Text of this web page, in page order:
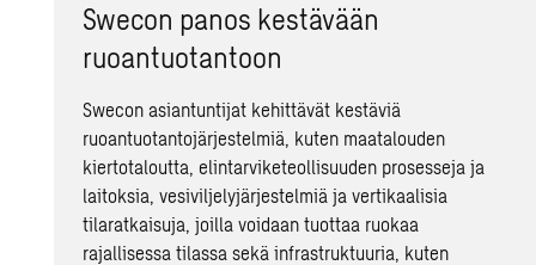
Swecon panos kestävään
ruoantuotantoon
Swecon asiantuntijat kehittävät kestäviä
ruoantuotantojärjestelmiä, kuten maatalouden
kiertotaloutta, elintarviketeollisuuden prosesseja ja
laitoksia, vesiviljelyjärjestelmiä ja vertikaalisia
tilaratkaisuja, joilla voidaan tuottaa ruokaa
rajallisessa tilassa sekä infrastruktuuria, kuten